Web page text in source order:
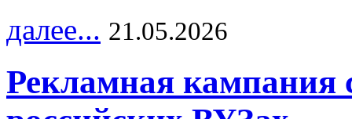
далее... 21.05.2026
Рекламная кампания